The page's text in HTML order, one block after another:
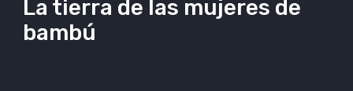
La tierra de las mujeres de
bambú